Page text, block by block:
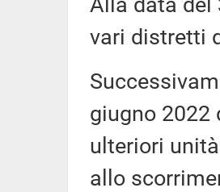
vari distretti
giugno 2022
ulteriori
allo